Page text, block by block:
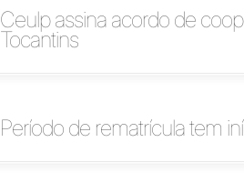
Ceulp assina acordo de
Tocantins
Período de rematrícula tem